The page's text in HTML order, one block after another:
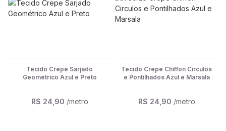
Tecido Crepe Sarjado
Geométrico Azul e Preto
R$ 24,90 /metro
Tecido Crepe Chiffon Circulos
e Pontilhados Azul e Marsala
R$ 24,90 /metro